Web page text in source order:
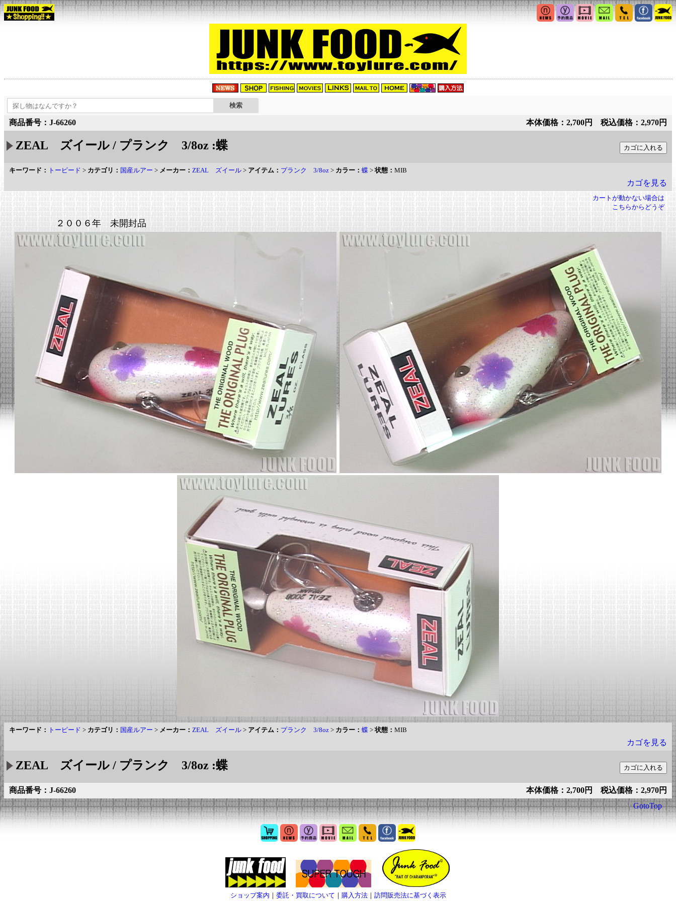
商品番号：J-66260 本体価格：2,700円 税込価格：2,970円
ZEAL ズイール / プランク 3/8oz :蝶
キーワード： トーピード > カテゴリ： 国産ルアー > メーカー： ZEAL ズイール > アイテム： プランク 3/8oz > カラー： 蝶 >状態： MIB
カゴを見る
カートが動かない場合は
こちらからどうぞ
２００６年 未開封品
キーワード： トーピード > カテゴリ： 国産ルアー > メーカー： ZEAL ズイール > アイテム： プランク 3/8oz > カラー： 蝶 >状態： MIB
カゴを見る
ZEAL ズイール / プランク 3/8oz :蝶
商品番号：J-66260
本体価格：2,700円 税込価格：2,970円
GotoTop
ショップ案内 ｜ 委託・買取について ｜ 購入方法｜ 訪問販売法に基づく表示